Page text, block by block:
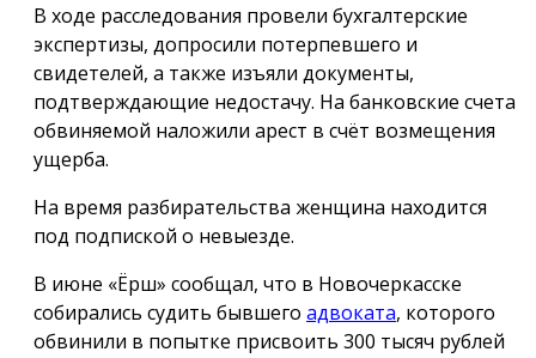
В ходе расследования провели бухгалтерские
экспертизы, допросили потерпевшего и
свидетелей, а также изъяли документы,
подтверждающие недостачу. На банковские счета
обвиняемой наложили арест в счёт возмещения
ущерба.
На время разбирательства женщина находится
под подпиской о невыезде.
В июне «Ёрш» сообщал, что в Новочеркасске
собирались судить бывшего адвоката, которого
обвинили в попытке присвоить 300 тысяч рублей